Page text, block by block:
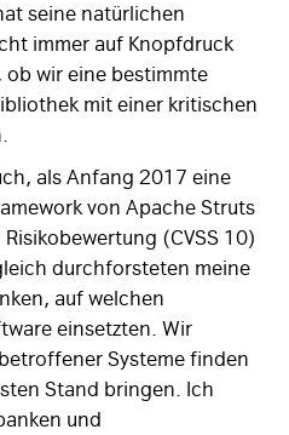
seine natürlichen
immer auf Knopfdruck
wir eine bestimmte
mit einer kritischen
als Anfang 2017 eine
von Apache Struts
(CVSS 10)
durchforsteten meine
auf welchen
einsetzten. Wir
Systeme finden
Stand bringen. Ich
und